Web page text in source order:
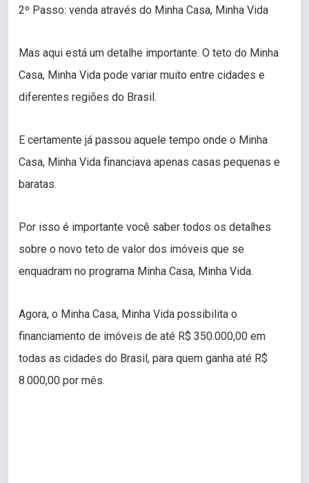
2º Passo: venda através do Minha Casa, Minha Vida
Mas aqui está um detalhe importante. O teto do Minha
Casa, Minha Vida pode variar muito entre cidades e
diferentes regiões do Brasil.
E certamente já passou aquele tempo onde o Minha
Casa, Minha Vida financiava apenas casas pequenas e
baratas.
Por isso é importante você saber todos os detalhes
sobre o novo teto de valor dos imóveis que se
enquadram no programa Minha Casa, Minha Vida.
Agora, o Minha Casa, Minha Vida possibilita o
financiamento de imóveis de até R$ 350.000,00 em
todas as cidades do Brasil, para quem ganha até R$
8.000,00 por mês.